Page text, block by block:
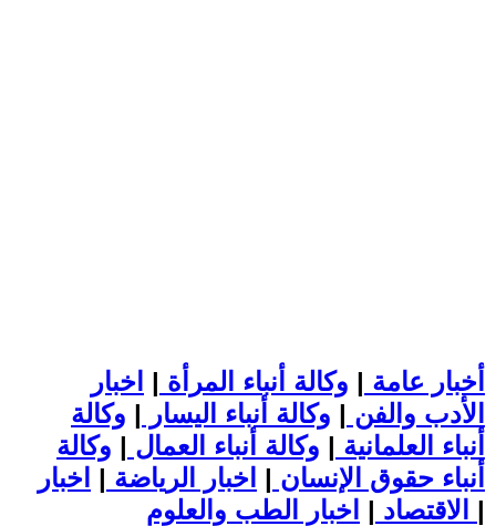
أخبار عامة | وكالة أنباء المرأة | اخبار
الأدب والفن | وكالة أنباء اليسار | وكالة
أنباء العلمانية | وكالة أنباء العمال | وكالة
أنباء حقوق الإنسان | اخبار الرياضة | اخبار
الاقتصاد | |